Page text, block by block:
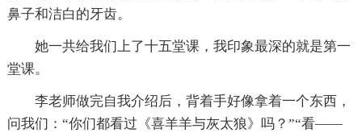
鼻子和洁白的牙齿。
她一共给我们上了十五堂课，我印象最深的就是第一
堂课。
李老师做完自我介绍后，背着手好像拿着一个东西，
问我们：“你们都看过《喜羊羊与灰太狼》吗？”“看——